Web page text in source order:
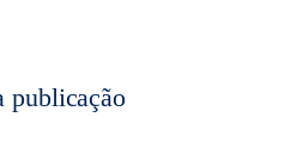
publicação